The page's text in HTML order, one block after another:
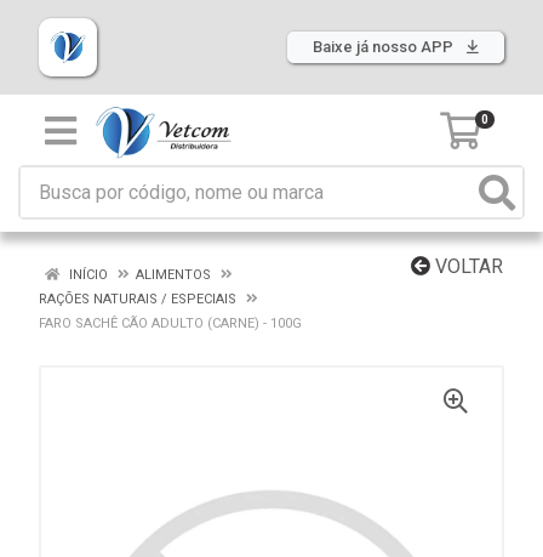
Baixe já nosso APP
0
VOLTAR
INÍCIO
ALIMENTOS
RAÇÕES NATURAIS / ESPECIAIS
FARO SACHÊ CÃO ADULTO (CARNE) - 100G